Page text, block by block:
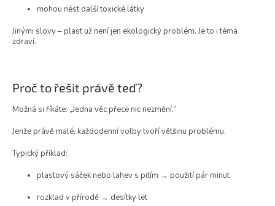
mohou nést další toxické látky
Jinými slovy – plast už není jen ekologický problém. Je to i téma
zdraví.
Proč to řešit právě teď?
Možná si říkáte: „Jedna věc přece nic nezmění.“
Jenže právě malé, každodenní volby tvoří většinu problému.
Typický příklad:
plastový sáček nebo lahev s pitím → použití pár minut
rozklad v přírodě → desítky let